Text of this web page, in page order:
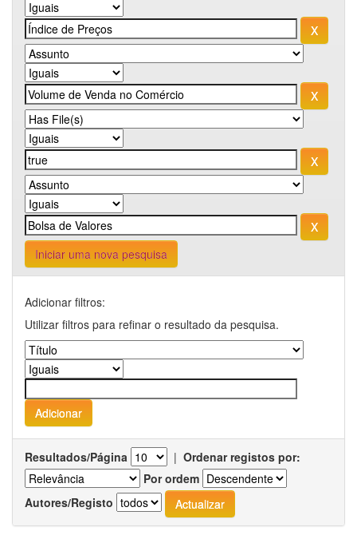
Iniciar uma nova pesquisa
Adicionar filtros:
Utilizar filtros para refinar o resultado da pesquisa.
Resultados/Página | Ordenar registos por:
Por ordem
Autores/Registo